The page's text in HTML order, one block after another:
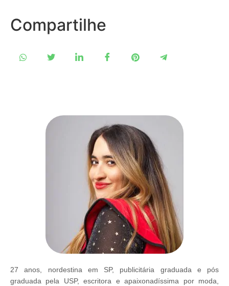
Compartilhe
27 anos, nordestina em SP, publicitária graduada e pós
graduada pela USP, escritora e apaixonadíssima por moda,